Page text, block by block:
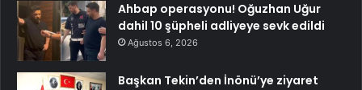
Ahbap operasyonu! Oğuzhan Uğur
dahil 10 şüpheli adliyeye sevk edildi
Ağustos 6, 2026
Başkan Tekin’den İnönü’ye ziyaret